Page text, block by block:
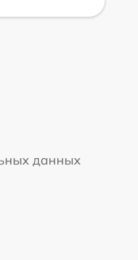
данных